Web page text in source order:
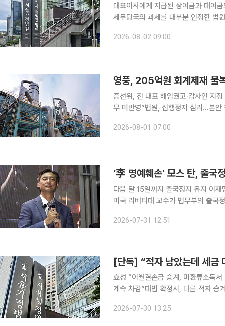
대표이사에게 지급된 상여금과 대여
세무당국의 과세를 대부분 인정한 법원 판단이 나왔다. 2일 법조계
2026-08-02 09:00
영풍, 205억원 회계제재 불
증선위, 전 대표 해임권고·감사인 지
무 미반영”법원, 집행정지 심리…본안 판단 전 제재 효
단의 차이라는 입장인 반면, 당국은
2026-08-01 07:00
‘李 명예훼손’ 모스 탄, 출국
다음 달 15일까지 출국정지 유지 이재명 대통령 명예훼손 혐의로 기소된 모스 탄(한국명 단현명) 전
미국 리버티대 교수가 법무부의 출국
지 연장처분 취소 소송의 선고기일을
2026-07-31 12:51
[단독] “적자 남았는데 세금
효성 “이월결손금 승계, 미환류소득
계속 차감”대법 확정시, 다른 적자 승계 기업도 환급
번만 차감해왔지만, 법원은 이 과세제
2026-07-30 13:25